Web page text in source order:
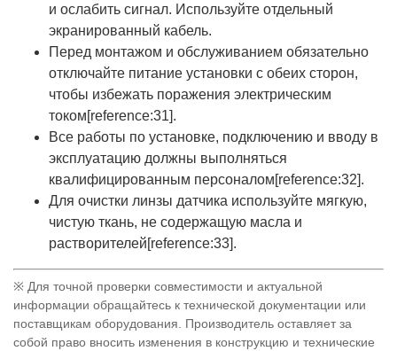
и ослабить сигнал. Используйте отдельный
экранированный кабель.
Перед монтажом и обслуживанием обязательно
отключайте питание установки с обеих сторон,
чтобы избежать поражения электрическим
током[reference:31].
Все работы по установке, подключению и вводу в
эксплуатацию должны выполняться
квалифицированным персоналом[reference:32].
Для очистки линзы датчика используйте мягкую,
чистую ткань, не содержащую масла и
растворителей[reference:33].
※ Для точной проверки совместимости и актуальной
информации обращайтесь к технической документации или
поставщикам оборудования. Производитель оставляет за
собой право вносить изменения в конструкцию и технические